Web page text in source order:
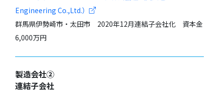
Engineering Co.,Ltd.）
群馬県伊勢崎市・太田市 2020年12月連結子会社化 資本金
6,000万円
製造会社②
連結子会社